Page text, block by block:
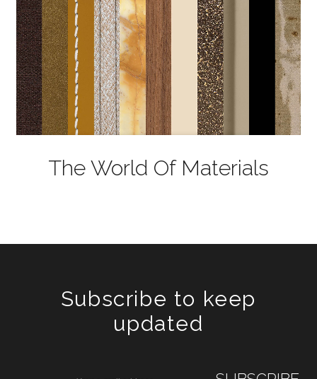
The World Of Materials
Subscribe to keep
updated